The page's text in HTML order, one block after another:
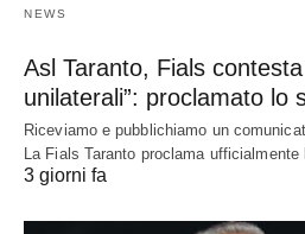
NEWS
Asl Taranto, Fials
unilaterali”: proclamato lo
Riceviamo e pubblichiamo un
La Fials Taranto proclama
3 giorni fa